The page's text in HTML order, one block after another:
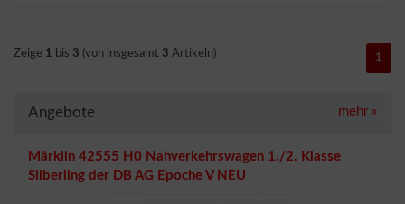
Zeige 1 bis 3 (von insgesamt 3 Artikeln) 1
Angebote mehr »
Märklin 42555 H0 Nahverkehrswagen 1./2. Klasse
Silberling der DB AG Epoche V NEU